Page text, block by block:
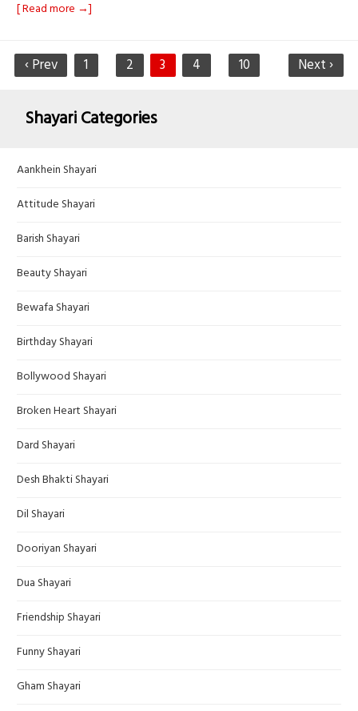
[ Read more →]
‹ Prev 1 2 3 4 10 Next ›
Shayari Categories
Aankhein Shayari
Attitude Shayari
Barish Shayari
Beauty Shayari
Bewafa Shayari
Birthday Shayari
Bollywood Shayari
Broken Heart Shayari
Dard Shayari
Desh Bhakti Shayari
Dil Shayari
Dooriyan Shayari
Dua Shayari
Friendship Shayari
Funny Shayari
Gham Shayari